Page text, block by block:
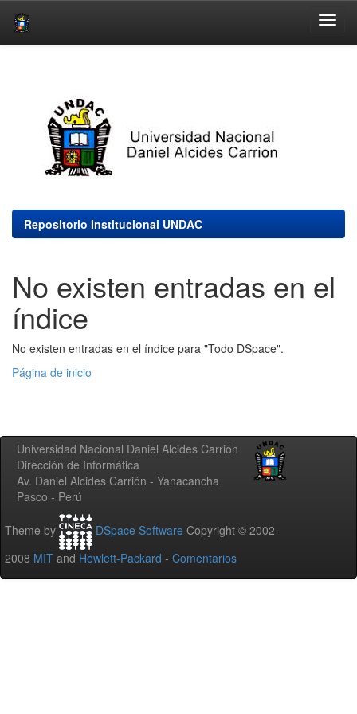
Repositorio Institucional UNDAC
No existen entradas en el
índice
No existen entradas en el índice para "Todo DSpace".
Página de inicio
Universidad Nacional Daniel Alcides Carrión
Dirección de Informática
Av. Daniel Alcides Carrión - Yanacancha
Pasco - Perú
Theme by DSpace Software Copyright © 2002-
2008 MIT and Hewlett-Packard - Comentarios